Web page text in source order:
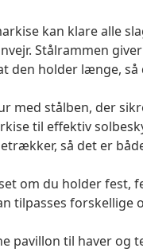
kan klare alle
Stålrammen
den holder længe,
med stålben, der
til effektiv
så det er
om du holder fest,
tilpasses forskellige
pavillon til haver og